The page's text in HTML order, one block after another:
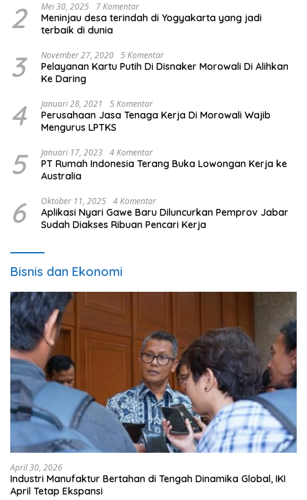
2 Mei 30, 2025 7 Komentar
Meninjau desa terindah di Yogyakarta yang jadi
terbaik di dunia
3 November 27, 2020 5 Komentar
Pelayanan Kartu Putih Di Disnaker Morowali Di Alihkan
Ke Daring
4 Januari 28, 2021 5 Komentar
Perusahaan Jasa Tenaga Kerja Di Morowali Wajib
Mengurus LPTKS
5 Januari 17, 2023 4 Komentar
PT Rumah Indonesia Terang Buka Lowongan Kerja ke
Australia
6 Oktober 11, 2025 4 Komentar
Aplikasi Nyari Gawe Baru Diluncurkan Pemprov Jabar
Sudah Diakses Ribuan Pencari Kerja
Bisnis dan Ekonomi
April 30, 2026
Industri Manufaktur Bertahan di Tengah Dinamika Global, IKI
April Tetap Ekspansi